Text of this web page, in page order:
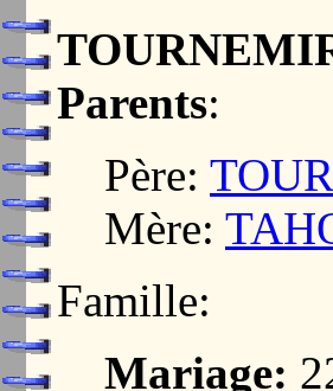
Parents:
Père:
Mère:
Famille:
Mariage: